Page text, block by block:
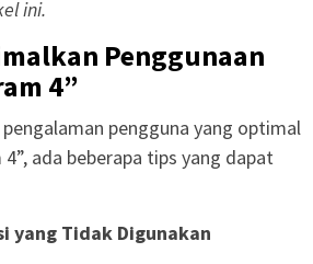
ini.
Penggunaan
4”
pengguna yang optimal
ada beberapa tips yang dapat
yang Tidak Digunakan